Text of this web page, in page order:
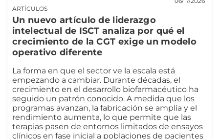
ARTÍCULOS
Un nuevo artículo de liderazgo
intelectual de ISCT analiza por qué el
crecimiento de la CGT exige un modelo
operativo diferente
La forma en que el sector ve la escala está
empezando a cambiar. Durante décadas, el
crecimiento en el desarrollo biofarmacéutico ha
seguido un patrón conocido. A medida que los
programas avanzan, la fabricación se amplía y el
rendimiento aumenta, lo que permite que las
terapias pasen de entornos limitados de ensayos
clínicos en fase inicial a poblaciones de pacientes